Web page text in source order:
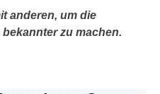
anderen, um die
zu machen.